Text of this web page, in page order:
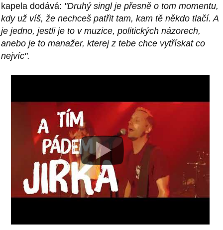
kapela dodává: "Druhý singl je přesně o tom momentu,
kdy už víš, že nechceš patřit tam, kam tě někdo tlačí. A
je jedno, jestli je to v muzice, politických názorech,
anebo je to manažer, kterej z tebe chce vytřískat co
nejvíc".